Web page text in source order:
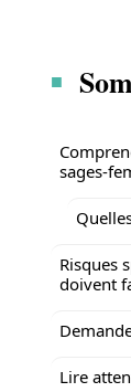
sages-
Risques
doivent
Lire